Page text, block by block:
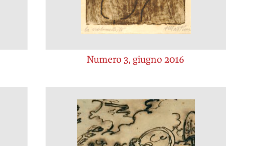
Numero 3, giugno 2016